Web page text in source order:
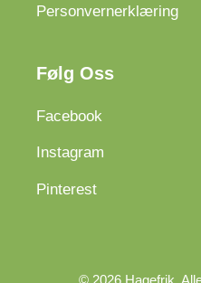
Personvernerklæring
Følg Oss
Facebook
Instagram
Pinterest
© 2026 Hagefrik.